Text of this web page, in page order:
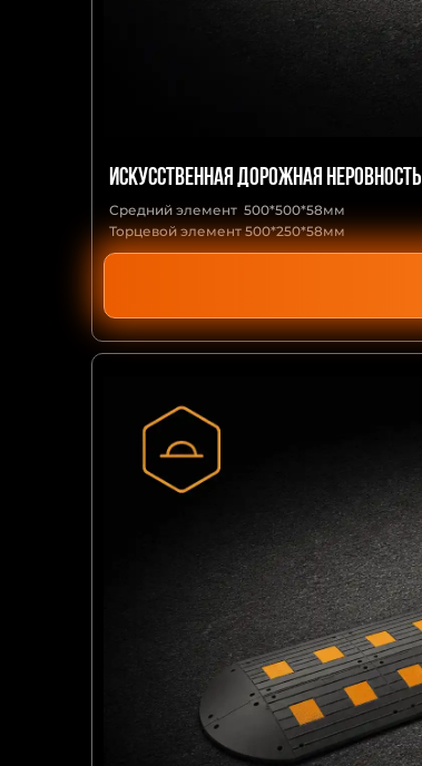
Искусственная дорожная неровность
Средний элемент 500*500*58мм
Торцевой элемент 500*250*58мм